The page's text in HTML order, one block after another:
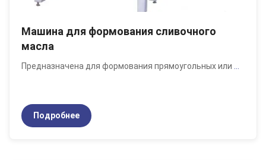
Машина для формования сливочного
масла
Предназначена для формования прямоугольных или
Подробнее